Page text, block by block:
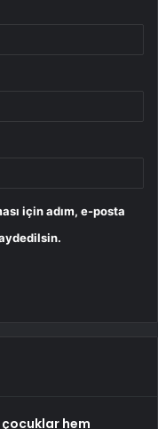
için adım, e-posta
çocuklar hem